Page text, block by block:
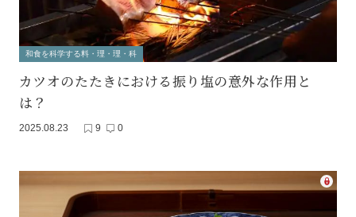
和食を科学する料・理・理・科
カツオのたたきにおける振り塩の意外な作用と
は？
2025.08.23 9 0